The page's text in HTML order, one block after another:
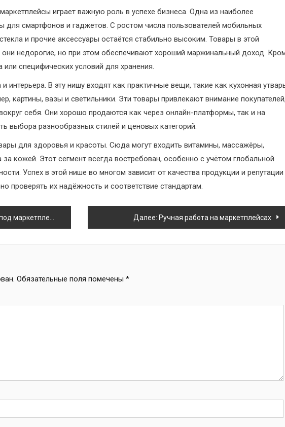
играет важную роль в успехе бизнеса. Одна из наиболее
для смартфонов и гаджетов. С ростом числа пользователей мобильных
и прочие аксессуары остаётся стабильно высоким. Товары в этой
они недорогие, но при этом обеспечивают хороший маржинальный доход.
специфических условий для хранения.
В эту нишу входят как практичные вещи, такие как кухонная
картины, вазы и светильники. Эти товары привлекают внимание покупателей,
себя. Они хорошо продаются как через онлайн-платформы, так и на
выбора разнообразных стилей и ценовых категорий.
для здоровья и красоты. Сюда могут входить витамины, массажёры,
кожей. Этот сегмент всегда востребован, особенно с учётом глобальной
Успех в этой нише во многом зависит от качества продукции и репутации
проверять их надёжность и соответствие стандартам.
маркетплейсы Далее: Ручная работа на маркетплейсах
Обязательные поля помечены *